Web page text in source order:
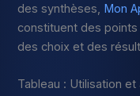
des synthèses, Mon
constituent des
des choix et des
Tableau : Utilisation